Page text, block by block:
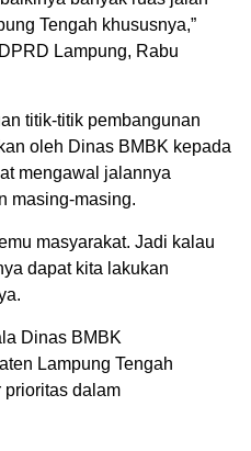
Tengah khususnya,”
Lampung, Rabu
titik-titik pembangunan
oleh Dinas BMBK kepada
mengawal jalannya
masing-masing.
masyarakat. Jadi kalau
dapat kita lakukan
Dinas BMBK
Lampung Tengah
prioritas dalam